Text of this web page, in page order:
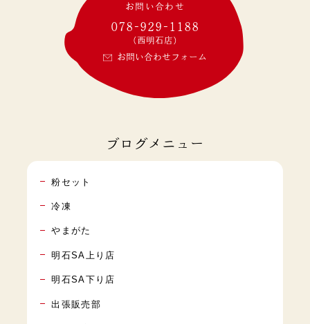
お問い合わせ
078-929-1188
(西明石店)
お問い合わせフォーム
ブログメニュー
粉セット
冷凍
やまがた
明石SA上り店
明石SA下り店
出張販売部